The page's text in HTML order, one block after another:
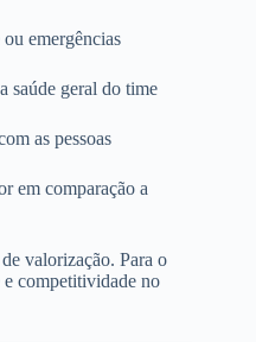
emergências
saúde geral do time
as pessoas
em comparação a
valorização. Para o
e competitividade no